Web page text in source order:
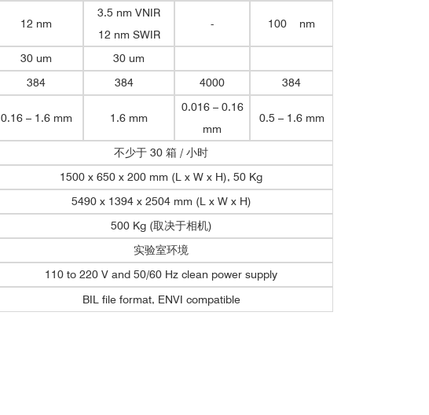
12 nm
3.5 nm VNIR
12 nm SWIR
- 100 nm
30 um
30 um
384 384 4000 384
0.16 – 1.6 mm 1.6 mm
0.016 – 0.16
mm
0.5 – 1.6 mm
不少于 30 箱 / 小时
1500 x 650 x 200 mm (L x W x H), 50 Kg
5490 x 1394 x 2504 mm (L x W x H)
500 Kg (取决于相机)
实验室环境
110 to 220 V and 50/60 Hz clean power supply
BIL file format, ENVI compatible